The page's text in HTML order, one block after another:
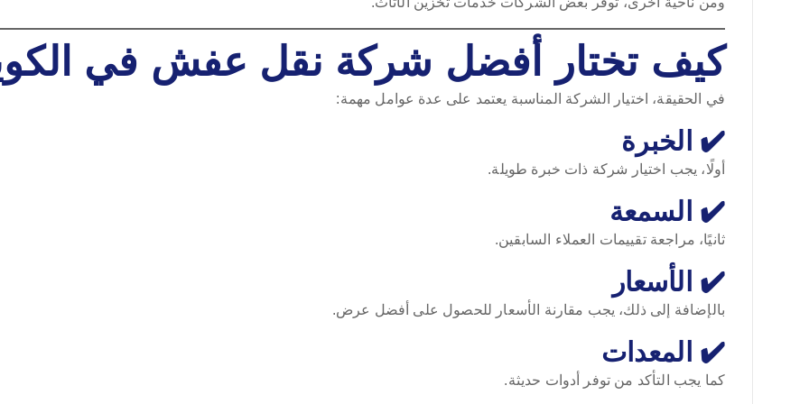
كيف تختار أفضل شركة نقل عفش في
في الحقيقة، اختيار الشركة المناسبة يعتمد على عدة عوامل مهمة:
✔️ الخبرة
أولًا، يجب اختيار شركة ذات خبرة طويلة.
✔️ السمعة
ثانيًا، مراجعة تقييمات العملاء السابقين.
✔️ الأسعار
بالإضافة إلى ذلك، يجب مقارنة الأسعار للحصول على أفضل عرض.
✔️ المعدات
كما يجب التأكد من توفر أدوات حديثة.